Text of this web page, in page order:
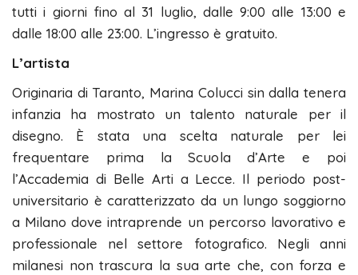
tutti i giorni fino al 31 luglio, dalle 9:00 alle 13:00 e
dalle 18:00 alle 23:00. L’ingresso è gratuito.
L’artista
Originaria di Taranto, Marina Colucci sin dalla tenera
infanzia ha mostrato un talento naturale per il
disegno. È stata una scelta naturale per lei
frequentare prima la Scuola d’Arte e poi
l’Accademia di Belle Arti a Lecce. Il periodo post-
universitario è caratterizzato da un lungo soggiorno
a Milano dove intraprende un percorso lavorativo e
professionale nel settore fotografico. Negli anni
milanesi non trascura la sua arte che, con forza e